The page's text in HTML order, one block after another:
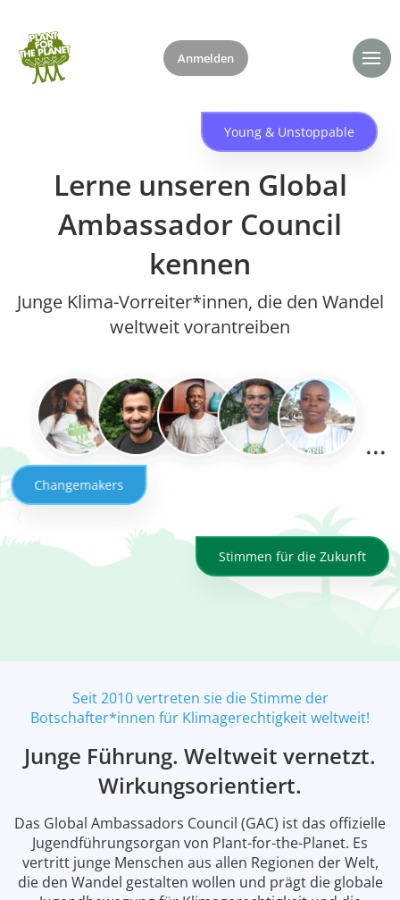
Anmelden
Young & Unstoppable
Lerne unseren Global
Ambassador Council
kennen
Junge Klima-Vorreiter*innen, die den Wandel
weltweit vorantreiben
Stimmen für die Zukunft
Changemakers
Seit 2010 vertreten sie die Stimme der
Botschafter*innen für Klimagerechtigkeit weltweit!
Junge Führung. Weltweit vernetzt.
Wirkungsorientiert.
Das Global Ambassadors Council (GAC) ist das offizielle
Jugendführungsorgan von Plant-for-the-Planet. Es
vertritt junge Menschen aus allen Regionen der Welt,
die den Wandel gestalten wollen und prägt die globale